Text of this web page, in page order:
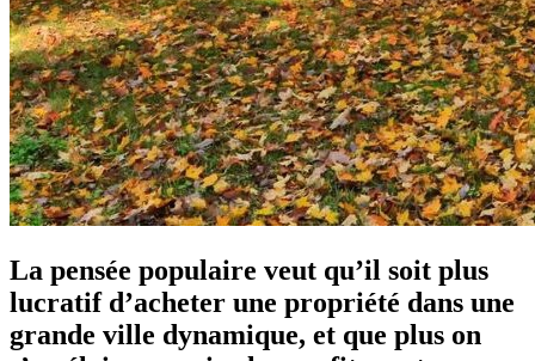
La pensée populaire veut qu’il soit plus
lucratif d’acheter une propriété dans une
grande ville dynamique, et que plus on